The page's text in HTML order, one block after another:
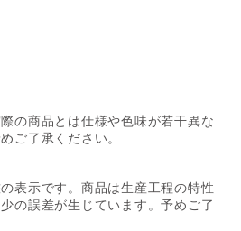
の商品とは仕様や色味が若干異な
ご了承ください。
表示です。商品は生産工程の特性
の誤差が生じています。予めご了